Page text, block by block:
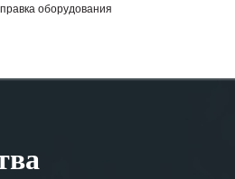
оборудования